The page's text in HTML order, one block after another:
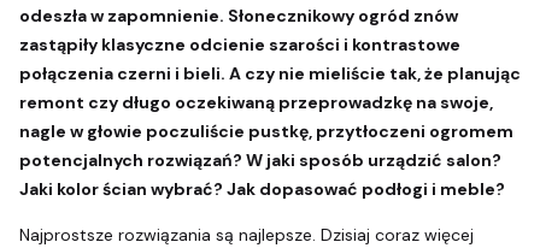
odeszła w zapomnienie. Słonecznikowy ogród znów
zastąpiły klasyczne odcienie szarości i kontrastowe
połączenia czerni i bieli. A czy nie mieliście tak, że planując
remont czy długo oczekiwaną przeprowadzkę na swoje,
nagle w głowie poczuliście pustkę, przytłoczeni ogromem
potencjalnych rozwiązań? W jaki sposób urządzić salon?
Jaki kolor ścian wybrać? Jak dopasować podłogi i meble?
Najprostsze rozwiązania są najlepsze. Dzisiaj coraz więcej